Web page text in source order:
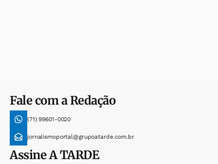
Fale com a Redação
(71) 99601-0020
jornalismoportal@grupoatarde.com.br
AssineA TARDE